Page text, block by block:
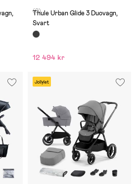
(0)
Thule Urban Glide 3 Duovagn,
Svart
12 494 kr
Jollylet